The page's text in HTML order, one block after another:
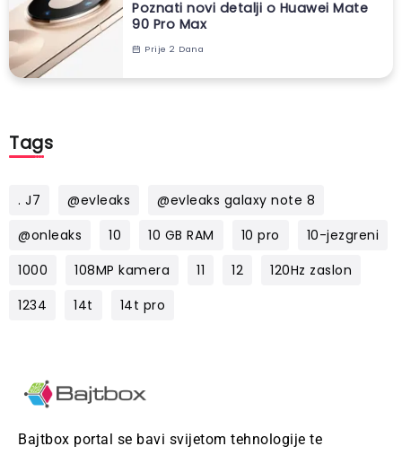
Poznati novi detalji o Huawei Mate
90 Pro Max
Prije 2 Dana
Tags
. J7 @evleaks
@evleaks galaxy note 8
@onleaks
10 10 GB RAM 10 pro
10-jezgreni
1000
108MP kamera 11 12
120Hz zaslon
1234
14t 14t pro
Bajtbox portal se bavi svijetom tehnologije te